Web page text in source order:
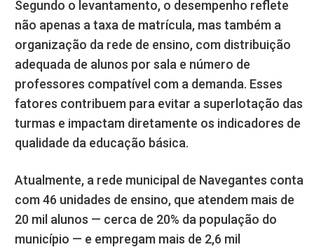
Segundo o levantamento, o desempenho reflete
não apenas a taxa de matrícula, mas também a
organização da rede de ensino, com distribuição
adequada de alunos por sala e número de
professores compatível com a demanda. Esses
fatores contribuem para evitar a superlotação das
turmas e impactam diretamente os indicadores de
qualidade da educação básica.
Atualmente, a rede municipal de Navegantes conta
com 46 unidades de ensino, que atendem mais de
20 mil alunos — cerca de 20% da população do
município — e empregam mais de 2,6 mil